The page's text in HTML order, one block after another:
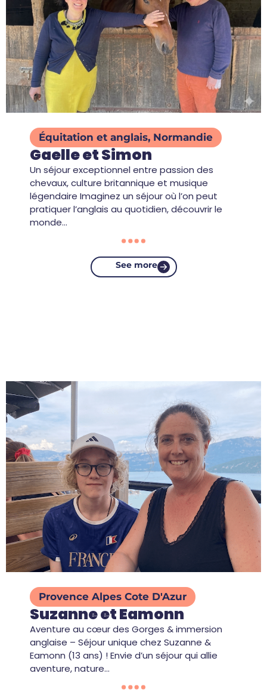
Équitation et anglais, Normandie
Gaelle et Simon
Un séjour exceptionnel entre passion des
chevaux, culture britannique et musique
légendaire Imaginez un séjour où l’on peut
pratiquer l’anglais au quotidien, découvrir le
monde…
See more
Provence Alpes Cote D'Azur
Suzanne et Eamonn
Aventure au cœur des Gorges & immersion
anglaise – Séjour unique chez Suzanne &
Eamonn (13 ans) ! Envie d’un séjour qui allie
aventure, nature…